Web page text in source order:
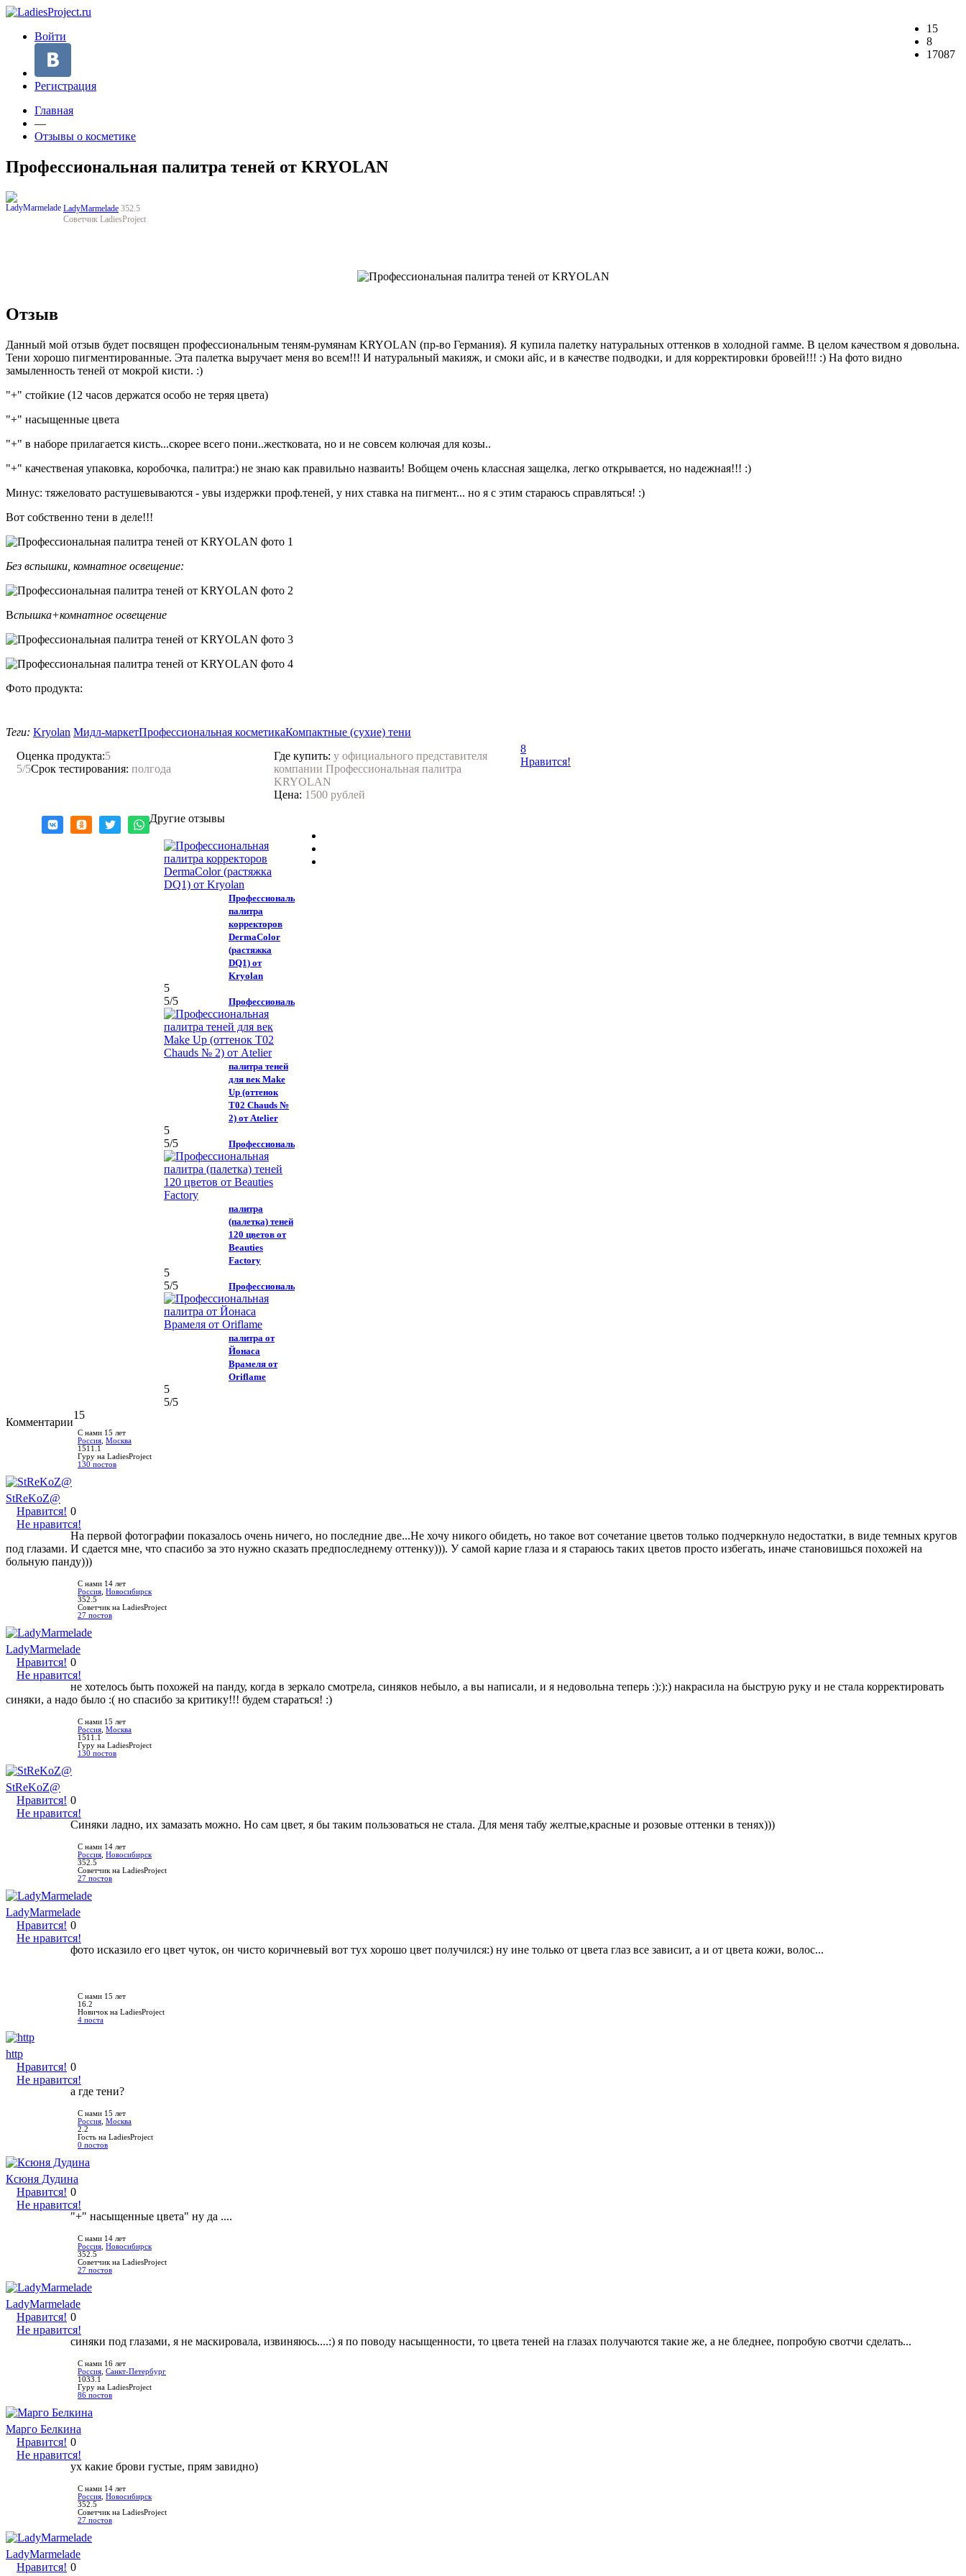
Войти
Регистрация
Главная
—
Отзывы о косметике
Профессиональная палитра теней от KRYOLAN
LadyMarmelade 352.5
Советчик LadiesProject
15
8
17087
Отзыв
Данный мой отзыв будет посвящен профессиональным теням-румянам KRYOLAN (пр-во Германия). Я купила палетку натуральных оттенков в холодной гамме. В целом качеством я довольна.
Тени хорошо пигментированные. Эта палетка выручает меня во всем!!! И натуральный макияж, и смоки айс, и в качестве подводки, и для корректировки бровей!!! :) На фото видно
замыленность теней от мокрой кисти. :)
"+" стойкие (12 часов держатся особо не теряя цвета)
"+" насыщенные цвета
"+" в наборе прилагается кисть...скорее всего пони..жестковата, но и не совсем колючая для козы..
"+" качественая упаковка, коробочка, палитра:) не знаю как правильно назваить! Вобщем очень классная защелка, легко открывается, но надежная!!! :)
Минус: тяжеловато растушевываются - увы издержки проф.теней, у них ставка на пигмент... но я с этим стараюсь справляться! :)
Вот собственно тени в деле!!!
Без вспышки, комнатное освещение:
Вспышка+комнатное освещение
Фото продукта:
Теги: Kryolan Мидл-маркетПрофессиональная косметикаКомпактные (сухие) тени
Оценка продукта:5
5/5Срок тестирования: полгода
Где купить: у официального представителя
компании Профессиональная палитра
KRYOLAN
Цена: 1500 рублей
8
Нравится!
Другие отзывы
Профессиональная
палитра
корректоров
DermaColor
(растяжка
DQ1) от
Kryolan
5
5/5 Профессиональная
палитра теней
для век Make
Up (оттенок
T02 Chauds №
2) от Atelier
5
5/5 Профессиональная
палитра
(палетка) теней
120 цветов от
Beauties
Factory
5
5/5 Профессиональная
палитра от
Йонаса
Врамеля от
Oriflame
5
5/5
Комментарии
15
С нами 15 лет
Россия Москва
1511.1
Гуру на LadiesProject
130 постов
StReKoZ@
Нравится!
Не нравится!
0
На первой фотографии показалось очень ничего, но последние две...Не хочу никого обидеть, но такое вот сочетание цветов только подчеркнуло недостатки, в виде темных кругов
под глазами. И сдается мне, что спасибо за это нужно сказать предпоследнему оттенку))). У самой карие глаза и я стараюсь таких цветов просто избегать, иначе становишься похожей на
больную панду)))
С нами 14 лет
Россия Новосибирск
352.5
Советчик на LadiesProject
27 постов
LadyMarmelade
Нравится!
Не нравится!
0
не хотелось быть похожей на панду, когда в зеркало смотрела, синяков небыло, а вы написали, и я недовольна теперь :):):) накрасила на быструю руку и не стала корректировать
синяки, а надо было :( но спасибо за критику!!! будем стараться! :)
С нами 15 лет
Россия Москва
1511.1
Гуру на LadiesProject
130 постов
StReKoZ@
Нравится!
Не нравится!
0
Синяки ладно, их замазать можно. Но сам цвет, я бы таким пользоваться не стала. Для меня табу желтые,красные и розовые оттенки в тенях)))
С нами 14 лет
Россия Новосибирск
352.5
Советчик на LadiesProject
27 постов
LadyMarmelade
Нравится!
Не нравится!
0
фото исказило его цвет чуток, он чисто коричневый вот тух хорошо цвет получился:) ну ине только от цвета глаз все зависит, а и от цвета кожи, волос...
С нами 15 лет
16.2
Новичок на LadiesProject
4 поста
http
Нравится!
Не нравится!
0
а где тени?
С нами 15 лет
Россия Москва
2.2
Гость на LadiesProject
0 постов
Ксюня Дудина
Нравится!
Не нравится!
0
"+" насыщенные цвета" ну да ....
С нами 14 лет
Россия Новосибирск
352.5
Советчик на LadiesProject
27 постов
LadyMarmelade
Нравится!
Не нравится!
0
синяки под глазами, я не маскировала, извиняюсь....:) я по поводу насыщенности, то цвета теней на глазах получаются такие же, а не бледнее, попробую свотчи сделать...
С нами 16 лет
Россия Санкт-Петербург
1033.1
Гуру на LadiesProject
86 постов
Марго Белкина
Нравится!
Не нравится!
0
ух какие брови густые, прям завидно)
С нами 14 лет
Россия Новосибирск
352.5
Советчик на LadiesProject
27 постов
LadyMarmelade
Нравится! 0